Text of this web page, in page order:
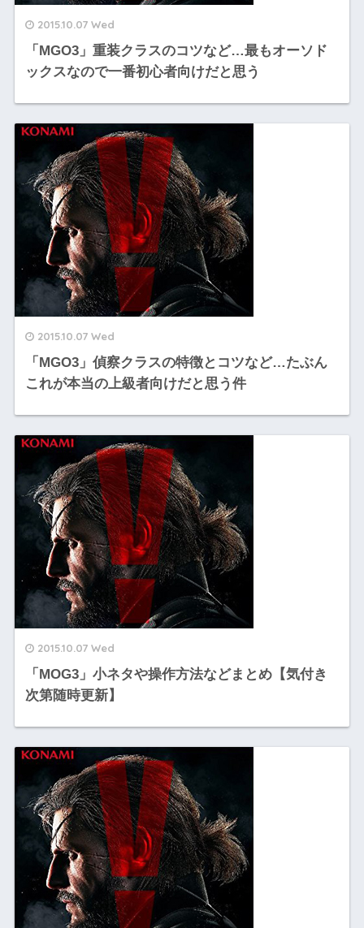
2015.10.07 Wed
「MGO3」重装クラスのコツなど…最もオーソド
ックスなので一番初心者向けだと思う
2015.10.07 Wed
「MGO3」偵察クラスの特徴とコツなど…たぶん
これが本当の上級者向けだと思う件
2015.10.07 Wed
「MOG3」小ネタや操作方法などまとめ【気付き
次第随時更新】